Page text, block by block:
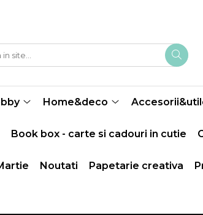
Home&deco
Book box - carte si cadouri in cutie
Noutati Papetarie creativa